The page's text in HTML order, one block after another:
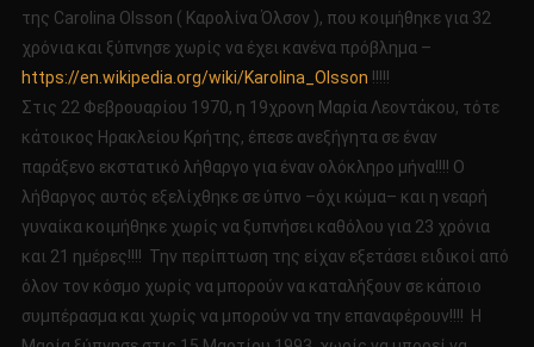
της Carolina Olsson ( Καρολίνα Όλσον ), που κοιμήθηκε για 32
χρόνια και ξύπνησε χωρίς να έχει κανένα πρόβλημα –
https://en.wikipedia.org/wiki/Karolina_Olsson !!!!!
Στις 22 Φεβρουαρίου 1970, η 19χρονη Μαρία Λεοντάκου, τότε
κάτοικος Ηρακλείου Κρήτης, έπεσε ανεξήγητα σε έναν
παράξενο εκστατικό λήθαργο για έναν ολόκληρο μήνα!!!! Ο
λήθαργος αυτός εξελίχθηκε σε ύπνο –όχι κώμα– και η νεαρή
γυναίκα κοιμήθηκε χωρίς να ξυπνήσει καθόλου για 23 χρόνια
και 21 ημέρες!!!! Την περίπτωση της είχαν εξετάσει ειδικοί από
όλον τον κόσμο χωρίς να μπορούν να καταλήξουν σε κάποιο
συμπέρασμα και χωρίς να μπορούν να την επαναφέρουν!!!! Η